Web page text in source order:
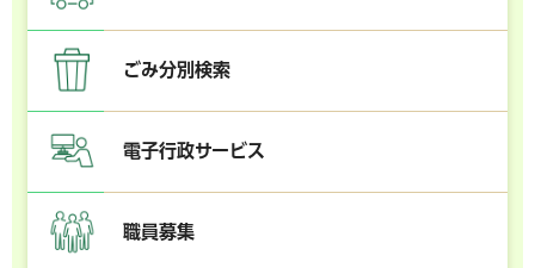
ごみ分別検索
電子行政サービス
職員募集